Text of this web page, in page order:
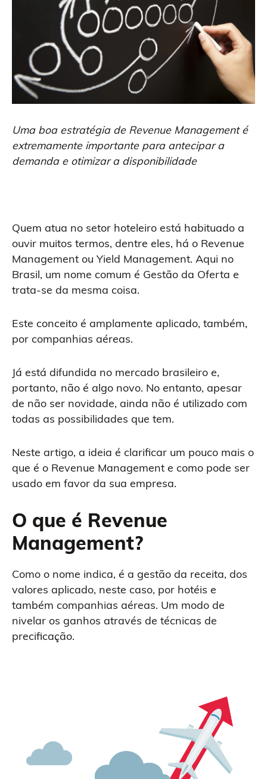
Uma boa estratégia de Revenue Management é
extremamente importante para antecipar a
demanda e otimizar a disponibilidade
Quem atua no setor hoteleiro está habituado a
ouvir muitos termos, dentre eles, há o Revenue
Management ou Yield Management. Aqui no
Brasil, um nome comum é Gestão da Oferta e
trata-se da mesma coisa.
Este conceito é amplamente aplicado, também,
por companhias aéreas.
Já está difundida no mercado brasileiro e,
portanto, não é algo novo. No entanto, apesar
de não ser novidade, ainda não é utilizado com
todas as possibilidades que tem.
Neste artigo, a ideia é clarificar um pouco mais o
que é o Revenue Management e como pode ser
usado em favor da sua empresa.
O que é Revenue
Management?
Como o nome indica, é a gestão da receita, dos
valores aplicado, neste caso, por hotéis e
também companhias aéreas. Um modo de
nivelar os ganhos através de técnicas de
precificação.